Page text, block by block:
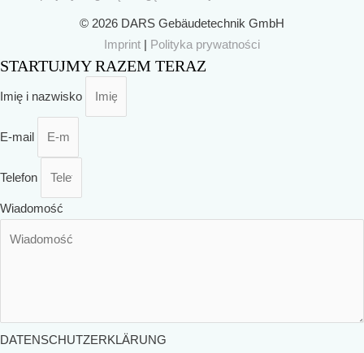
© 2026 DARS Gebäudetechnik GmbH
Imprint
Polityka prywatności
STARTUJMY RAZEM TERAZ
Imię i nazwisko
E-mail
Telefon
Wiadomość
DATENSCHUTZERKLÄRUNG